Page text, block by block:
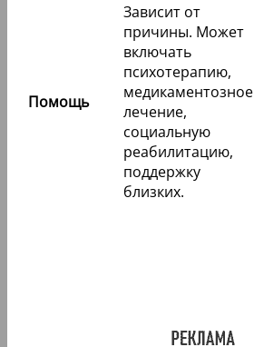
Помощь
Зависит от
причины. Может
включать
психотерапию,
медикаментозное
лечение,
социальную
реабилитацию,
поддержку
близких.